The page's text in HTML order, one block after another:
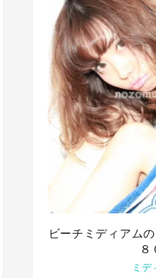
ビーチミディアム
８
ミデ